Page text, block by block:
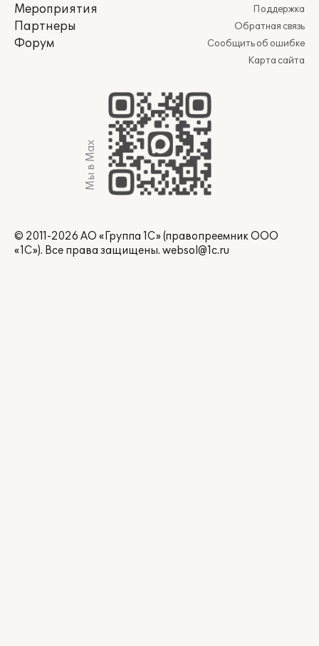
Мероприятия
Партнеры
Форум
Поддержка
Обратная связь
Сообщить об ошибке
Карта сайта
Мы в Max
© 2011-2026 АО «Группа 1С» (правопреемник ООО
«1С»). Все права защищены. websol@1c.ru